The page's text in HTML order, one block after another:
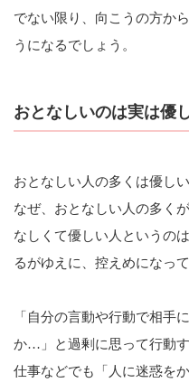
でない限り、向こうの方か
うになるでしょう。
おとなしいのは実は優
おとなしい人の多くは優し
なぜ、おとなしい人の多く
なしくて優しい人というの
るがゆえに、控えめになっ
「自分の言動や行動で相手
か…」と過剰に思って行動
仕事などでも「人に迷惑を